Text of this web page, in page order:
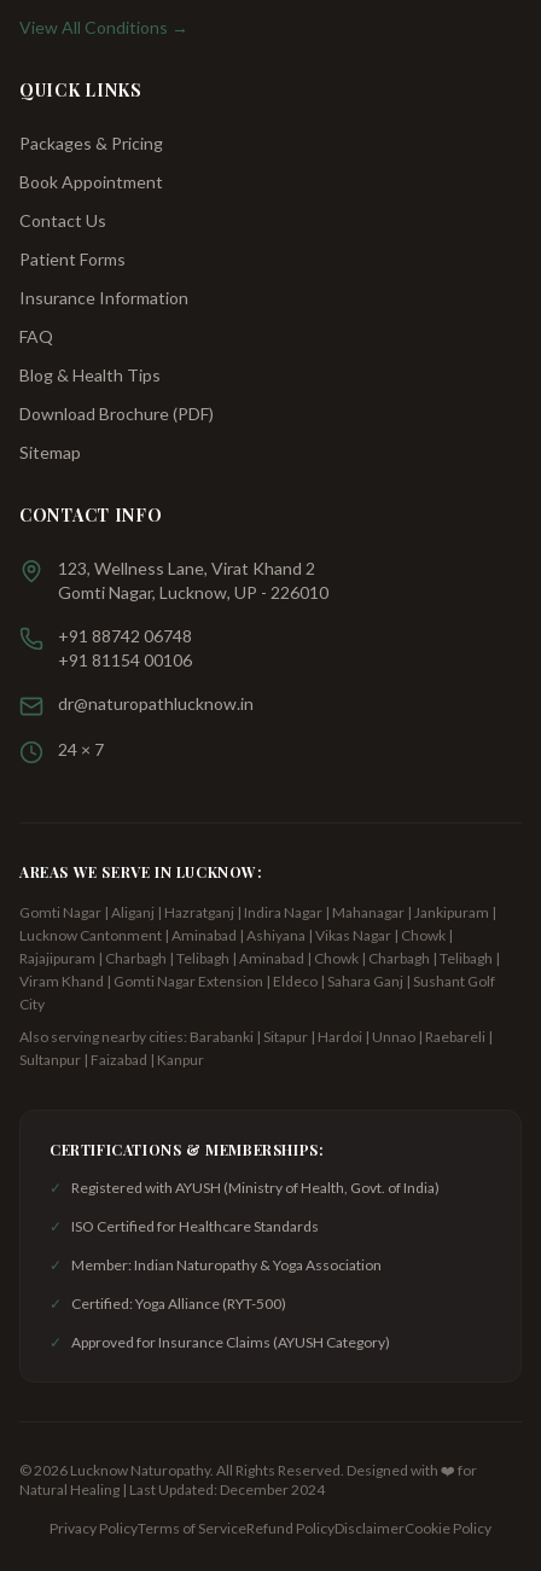
View All Conditions →
QUICK LINKS
Packages & Pricing
Book Appointment
Contact Us
Patient Forms
Insurance Information
FAQ
Blog & Health Tips
Download Brochure (PDF)
Sitemap
CONTACT INFO
123, Wellness Lane, Virat Khand 2
Gomti Nagar, Lucknow, UP - 226010
+91 88742 06748
+91 81154 00106
dr@naturopathlucknow.in
24 × 7
AREAS WE SERVE IN LUCKNOW:
Gomti Nagar | Aliganj | Hazratganj | Indira Nagar | Mahanagar | Jankipuram |
Lucknow Cantonment | Aminabad | Ashiyana | Vikas Nagar | Chowk |
Rajajipuram | Charbagh | Telibagh | Aminabad | Chowk | Charbagh | Telibagh |
Viram Khand | Gomti Nagar Extension | Eldeco | Sahara Ganj | Sushant Golf
City
Also serving nearby cities: Barabanki | Sitapur | Hardoi | Unnao | Raebareli |
Sultanpur | Faizabad | Kanpur
CERTIFICATIONS & MEMBERSHIPS:
✓ Registered with AYUSH (Ministry of Health, Govt. of India)
✓ ISO Certified for Healthcare Standards
✓ Member: Indian Naturopathy & Yoga Association
✓ Certified: Yoga Alliance (RYT-500)
✓ Approved for Insurance Claims (AYUSH Category)
©2026 Lucknow Naturopathy. All Rights Reserved. Designed with ❤️ for
Natural Healing | Last Updated: December 2024
Privacy PolicyTerms of ServiceRefund PolicyDisclaimerCookie Policy